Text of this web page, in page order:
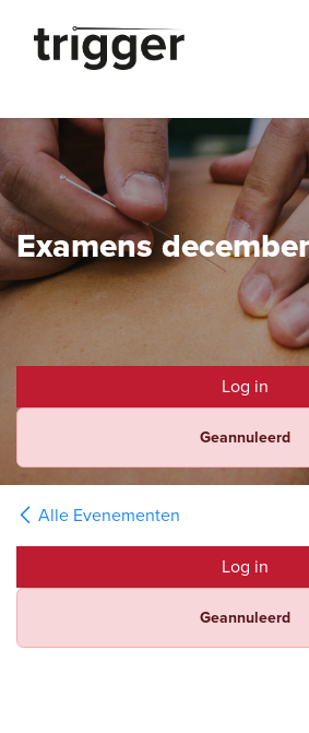
Examens
Log in
Geannuleerd
Alle Evenementen
Log in
Geannuleerd